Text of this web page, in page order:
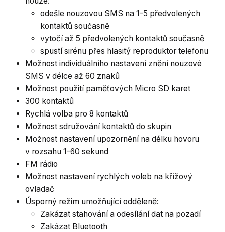
odešle nouzovou SMS na 1-5 předvolených
kontaktů současně
vytočí až 5 předvolených kontaktů současně
spustí sirénu přes hlasitý reproduktor telefonu
Možnost individuálního nastavení znění nouzové
SMS v délce až 60 znaků
Možnost použití paměťových Micro SD karet
300 kontaktů
Rychlá volba pro 8 kontaktů
Možnost sdružování kontaktů do skupin
Možnost nastavení upozornění na délku hovoru
v rozsahu 1-60 sekund
FM rádio
Možnost nastavení rychlých voleb na křížový
ovladač
Úsporný režim umožňující odděleně:
Zakázat stahování a odesílání dat na pozadí
Zakázat Bluetooth